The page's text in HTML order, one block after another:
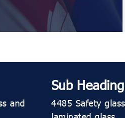
and
Sub Heading
4485 Safety